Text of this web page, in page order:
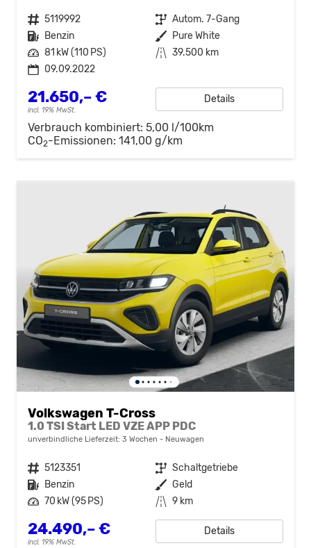
Fahrzeugnr. 5119992 Getriebe Autom. 7-Gang
Kraftstoff Benzin Außenfarbe Pure White
Leistung 81 kW (110 PS) Kilometerstand 39.500 km
09.09.2022
21.650,– €
incl. 19% MwSt.
Details
Verbrauch kombiniert: 5,00 l/100km
CO2-Emissionen: 141,00 g/km
Volkswagen T-Cross
1.0 TSI Start LED VZE APP PDC
unverbindliche Lieferzeit: 3 Wochen Neuwagen
Fahrzeugnr. 5123351 Getriebe Schaltgetriebe
Kraftstoff Benzin Außenfarbe Geld
Leistung 70 kW (95 PS) Kilometerstand 9 km
24.490,– €
incl. 19% MwSt.
Details